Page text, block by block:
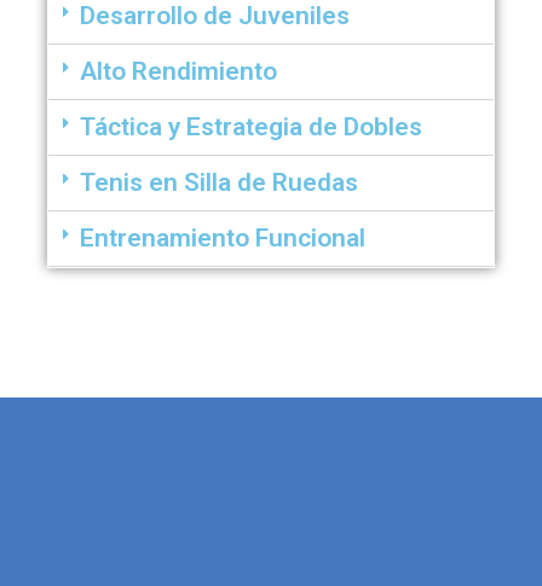
Desarrollo de Juveniles
Alto Rendimiento
Táctica y Estrategia de Dobles
Tenis en Silla de Ruedas
Entrenamiento Funcional